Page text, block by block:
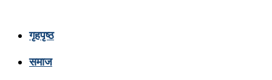
गृहपृष्ठ
समाज